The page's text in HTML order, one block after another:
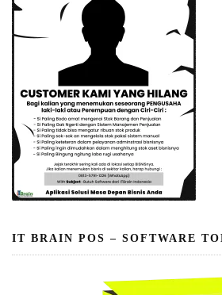
IT BRAIN POS – SOFTWARE